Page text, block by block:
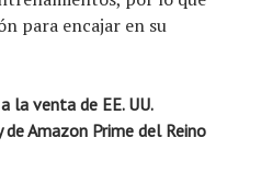
para encajar en su
la venta de EE. UU.
Amazon Prime del Reino